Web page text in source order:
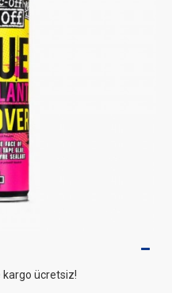
kargo ücretsiz!